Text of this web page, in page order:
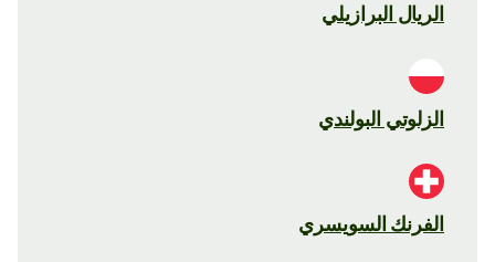
الريال البرازيلي
الزلوتي البولندي
الفرنك السويسري